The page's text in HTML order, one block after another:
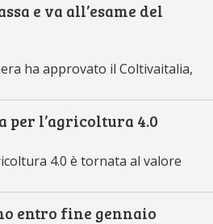
e va all’esame del
ha approvato il Coltivaitalia,
per l’agricoltura 4.0
4.0 è tornata al valore
entro fine gennaio